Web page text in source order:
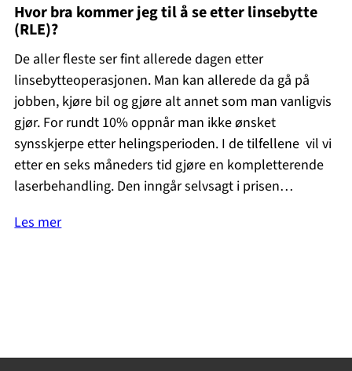
Hvor bra kommer jeg til å se etter linsebytte
(RLE)?
De aller fleste ser fint allerede dagen etter
linsebytteoperasjonen. Man kan allerede da gå på
jobben, kjøre bil og gjøre alt annet som man vanligvis
gjør. For rundt 10% oppnår man ikke ønsket
synsskjerpe etter helingsperioden. I de tilfellene vil vi
etter en seks måneders tid gjøre en kompletterende
laserbehandling. Den inngår selvsagt i prisen…
Les mer